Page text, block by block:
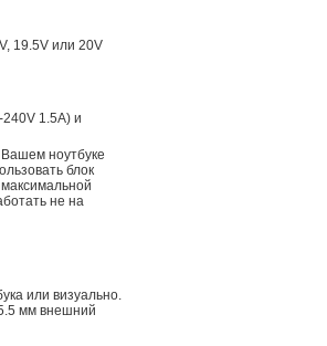
19.5V или 20V
1.5A) и
ноутбуке
блок
не на
или визуально.
мм внешний